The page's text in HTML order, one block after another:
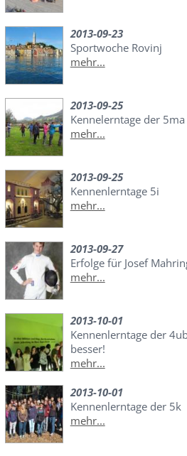
2013-09-23
Sportwoche Rovinj
mehr...
2013-09-25
Kennelerntage der 5ma
mehr...
2013-09-25
Kennenlerntage 5i
mehr...
2013-09-27
Erfolge für Josef
mehr...
2013-10-01
Kennenlerntage der
besser!
mehr...
2013-10-01
Kennenlerntage der 5k
mehr...